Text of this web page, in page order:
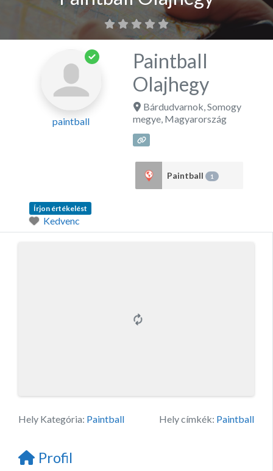
paintball
Paintball
Olajhegy
Bárdudvarnok,Somogy
megye, Magyarország
Paintball 1
Írjon értékelést
Kedvenc
Hely Kategória: Paintball Hely címkék: Paintball
Profil